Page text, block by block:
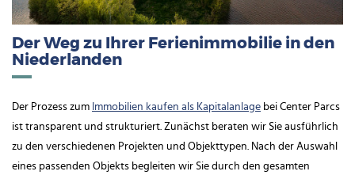
Der Weg zu Ihrer Ferienimmobilie in den
Niederlanden
Der Prozess zum Immobilien kaufen als Kapitalanlage bei Center Parcs
ist transparent und strukturiert. Zunächst beraten wir Sie ausführlich
zu den verschiedenen Projekten und Objekttypen. Nach der Auswahl
eines passenden Objekts begleiten wir Sie durch den gesamten